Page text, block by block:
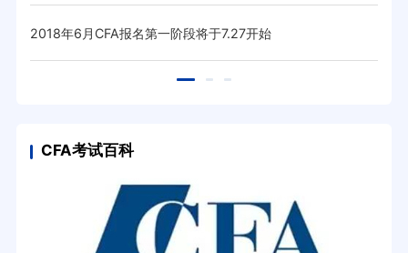
2018年6月CFA报名第一阶段将于7.27开始
CFA考试百科